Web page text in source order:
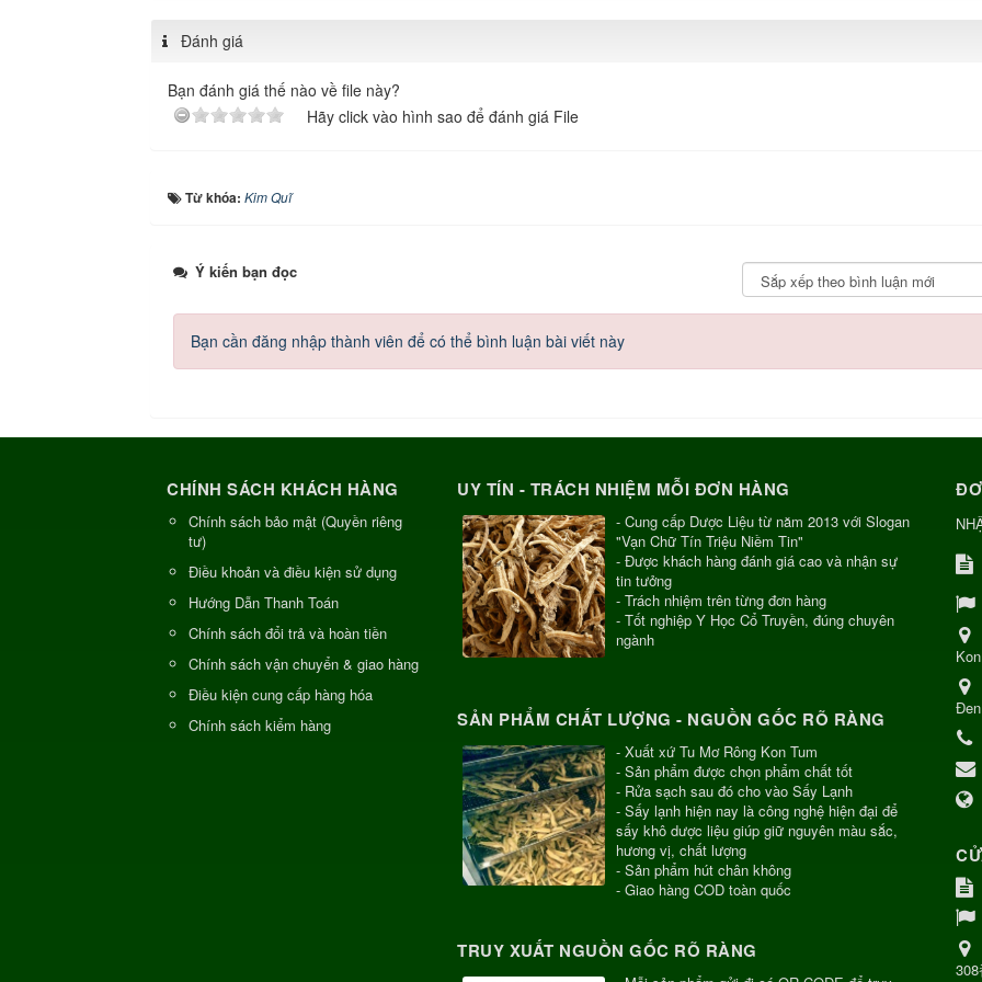
Đánh giá
Bạn đánh giá thế nào về file này?
Hãy click vào hình sao để đánh giá File
Từ khóa: Kim Quĩ
Ý kiến bạn đọc
Bạn cần đăng nhập thành viên để có thể bình luận bài viết này
CHÍNH SÁCH KHÁCH HÀNG
Chính sách bảo mật (Quyền riêng
tư)
Điều khoản và điều kiện sử dụng
Hướng Dẫn Thanh Toán
Chính sách đổi trả và hoàn tiền
Chính sách vận chuyển & giao hàng
Điều kiện cung cấp hàng hóa
Chính sách kiểm hàng
UY TÍN - TRÁCH NHIỆM MỖI ĐƠN HÀNG
- Cung cấp Dược Liệu từ năm 2013 với Slogan
"Vạn Chữ Tín Triệu Niềm Tin"
- Được khách hàng đánh giá cao và nhận sự
tin tưởng
- Trách nhiệm trên từng đơn hàng
- Tốt nghiệp Y Học Cổ Truyền, đúng chuyên
ngành
SẢN PHẨM CHẤT LƯỢNG - NGUỒN GỐC RÕ RÀNG
- Xuất xứ Tu Mơ Rông Kon Tum
- Sản phẩm được chọn phẩm chất tốt
- Rửa sạch sau đó cho vào Sấy Lạnh
- Sấy lạnh hiện nay là công nghệ hiện đại để
sấy khô dược liệu giúp giữ nguyên màu sắc,
hương vị, chất lượng
- Sản phẩm hút chân không
- Giao hàng COD toàn quốc
TRUY XUẤT NGUỒN GỐC RÕ RÀNG